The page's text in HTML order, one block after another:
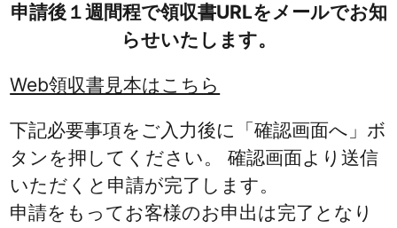
申請後１週間程で領収書URLをメールでお知
らせいたします。
Web領収書見本はこちら
下記必要事項をご入力後に「確認画面へ」ボ
タンを押してください。 確認画面より送信
いただくと申請が完了します。
申請をもってお客様のお申出は完了となり